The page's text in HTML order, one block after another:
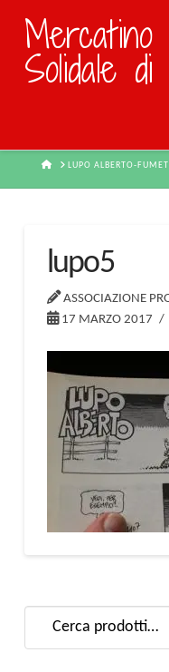
Mercatino
Solidale
HOMELUPO ALBERTO-
lupo5
ASSOCIAZIONE
17 MARZO 2017